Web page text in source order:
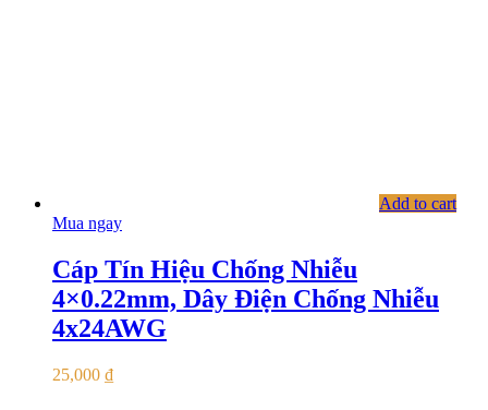
Add to cart
Mua ngay
Cáp Tín Hiệu Chống Nhiễu
4×0.22mm, Dây Điện Chống Nhiễu
4x24AWG
25,000 ₫